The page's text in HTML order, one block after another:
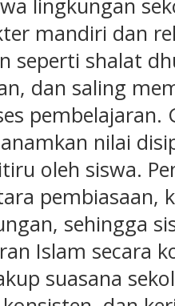
lingkungan
mandiri dan
seperti shalat
dan saling
pembelajaran.
nilai
oleh siswa.
pembiasaan,
sehingga
Islam secara
suasana